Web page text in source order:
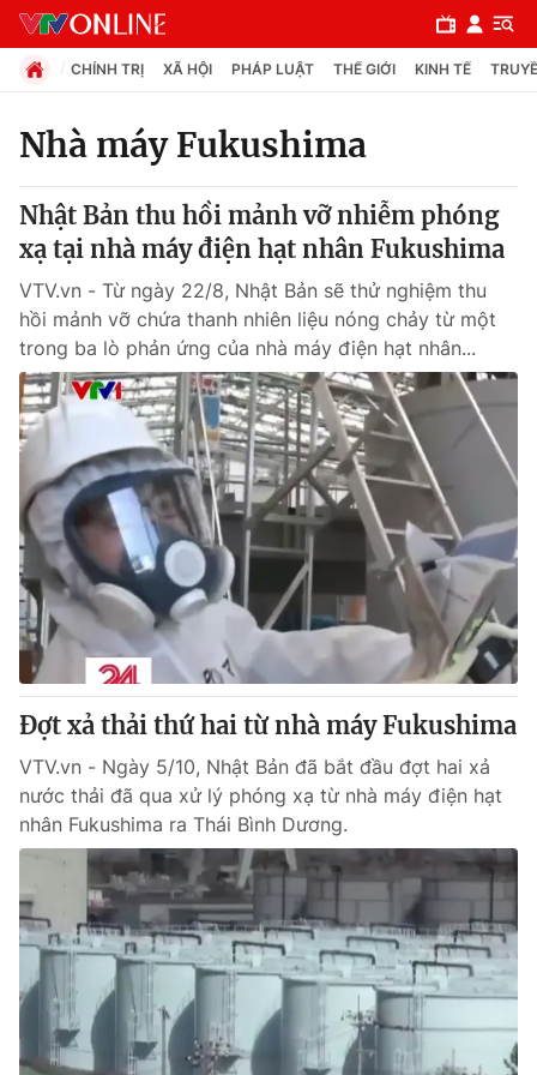
Chuyên mục
Chính trị
Xã hội
Pháp luật
Y tế
Thế giới
Tin tức
Thế giới đó đây
Câu chuyện quốc tế
Kinh tế
Tài chính
Thị trường
Góc doanh nghiệp
Dữ liệu và đời sống
Truyền hình
Phim VTV
Hậu trường
Khán giả
Giải sao mai
Giải trí
Điện ảnh
Âm nhạc
Sao
Đời sống
Du lịch
Làm đẹp
Chất lượng cuộc sống
Giáo dục
Tuyển sinh
Học trực tuyến
Công nghệ
Hitech Công nghệ tương lai
CHÍNH TRỊ XÃ HỘI PHÁP LUẬT THẾ GIỚI KINH TẾ
Nhà máy Fukushima
Nhật Bản thu hồi mảnh vỡ nhiễm phóng
xạ tại nhà máy điện hạt nhân Fukushima
VTV.vn - Từ ngày 22/8, Nhật Bản sẽ thử nghiệm thu
hồi mảnh vỡ chứa thanh nhiên liệu nóng chảy từ một
trong ba lò phản ứng của nhà máy điện hạt nhân...
Đợt xả thải thứ hai từ nhà máy Fukushima
VTV.vn - Ngày 5/10, Nhật Bản đã bắt đầu đợt hai xả
nước thải đã qua xử lý phóng xạ từ nhà máy điện hạt
nhân Fukushima ra Thái Bình Dương.